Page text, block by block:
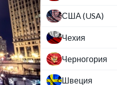
США (USA)
Чехия
Черногория
Швеция